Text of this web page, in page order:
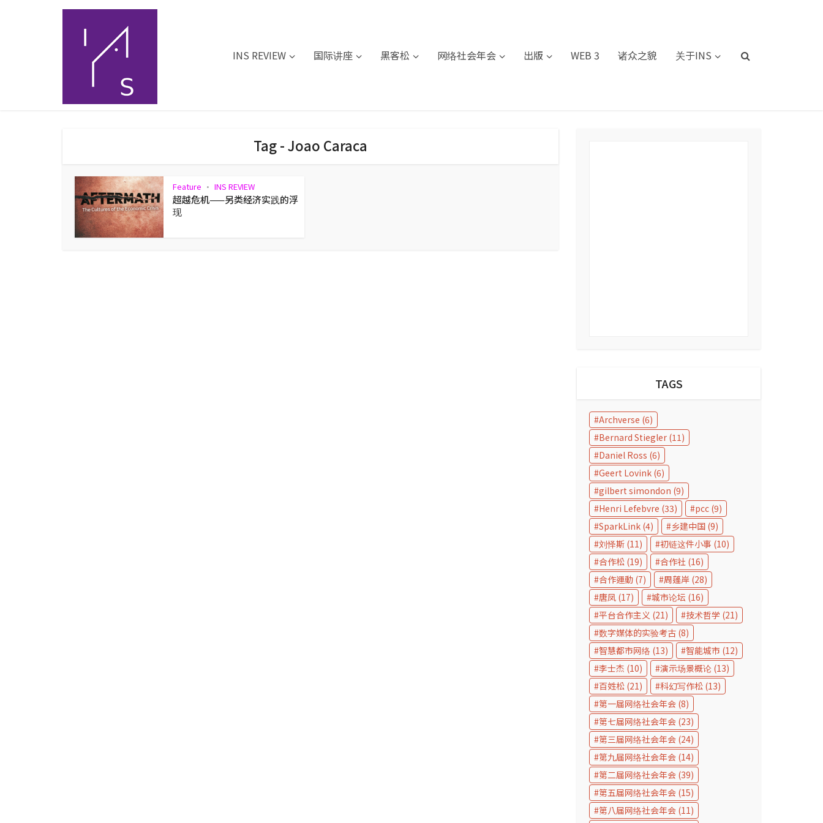
INS REVIEW 国际讲座 黑客松 网络社会年会 出版 WEB 3 诸众之貌 关于INS
Tag - Joao Caraca
Feature • INS REVIEW
超越危机——另类经济实践的浮
现
TAGS
Archverse (6)
Bernard Stiegler (11)
Daniel Ross (6)
Geert Lovink (6)
gilbert simondon (9)
Henri Lefebvre (33) pcc (9)
SparkLink (4) 乡建中国 (9)
刘怿斯 (11) 初链这件小事 (10)
合作松 (19) 合作社 (16)
合作運動 (7) 周蓬岸 (28)
唐凤 (17) 城市论坛 (16)
平台合作主义 (21) 技术哲学 (21)
数字媒体的实验考古 (8)
智慧都市网络 (13) 智能城市 (12)
李士杰 (10) 演示场景概论 (13)
百姓松 (21) 科幻写作松 (13)
第一届网络社会年会 (8)
第七届网络社会年会 (23)
第三届网络社会年会 (24)
第九届网络社会年会 (14)
第二届网络社会年会 (39)
第五届网络社会年会 (15)
第八届网络社会年会 (11)